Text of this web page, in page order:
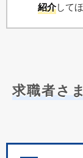
紹介して
求職者さ